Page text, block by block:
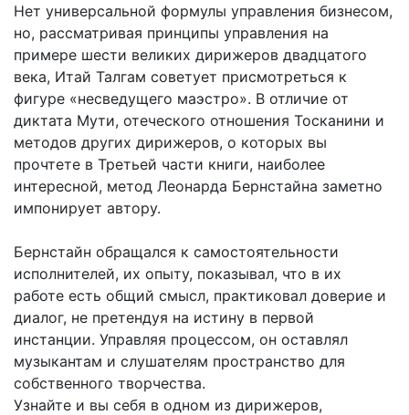
Нет универсальной формулы управления бизнесом,
но, рассматривая принципы управления на
примере шести великих дирижеров двадцатого
века, Итай Талгам советует присмотреться к
фигуре «несведущего маэстро». В отличие от
диктата Мути, отеческого отношения Тосканини и
методов других дирижеров, о которых вы
прочтете в Третьей части книги, наиболее
интересной, метод Леонарда Бернстайна заметно
импонирует автору.
Бернстайн обращался к самостоятельности
исполнителей, их опыту, показывал, что в их
работе есть общий смысл, практиковал доверие и
диалог, не претендуя на истину в первой
инстанции. Управляя процессом, он оставлял
музыкантам и слушателям пространство для
собственного творчества.
Узнайте и вы себя в одном из дирижеров,